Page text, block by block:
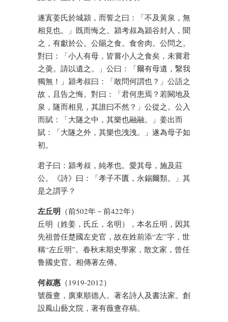
遂寘姜氏於城潁，而誓之曰：「不及黃泉，無
相見也。」既而悔之。潁考叔為潁谷封人，聞
之，有獻於公。公賜之食。食舍肉。公問之。
對曰：「小人有母，皆嘗小人之食矣，未嘗君
之羮。請以遺之。」公曰：「爾有母遺，繄我
獨無！」潁考叔曰：「敢問何謂也？」公語之
故，且告之悔。對曰：「君何患焉？若闕地及
泉，隧而相見，其誰曰不然？」公從之。公入
而賦：「大隧之中，其樂也融融。」姜出而
賦：「大隧之外，其樂也洩洩。」遂為母子如
初。
君子曰：潁考叔，純孝也。愛其母，施及莊
公。《詩》曰：「孝子不匱，永錫爾類。」其
是之謂乎？
左丘明 （前502年－前422年）
丘明（姓姜，氏丘，名明），本名丘明，因其
先祖曾任楚國左史官，故在姓前添“左”字，世
稱“左丘明”。春秋末期史學家，散文家，曾任
鲁國史官。相傳著左傳。
何叔惠 （1919-2012）
號薇盦，廣東順德人。著名詩人及書法家。創
設鳳山藝文院，著有薇盦存稿。